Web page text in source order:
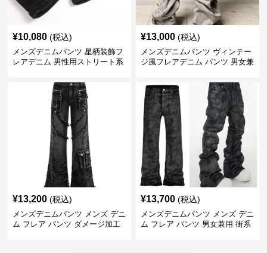
¥10,080 (税込)
メンズデニムパンツ 星柄装飾フ
レアデニム 男性用ストリート系
¥13,000 (税込)
メンズデニムパンツ ヴィンテー
ジ風フレアデニム パンツ 男女兼
¥13,200 (税込)
メンズデニムパンツ メンズ デニ
ム フレア パンツ ダメージ加工
¥13,700 (税込)
メンズデニムパンツ メンズ デニ
ム フレア パンツ 男女兼用 街系